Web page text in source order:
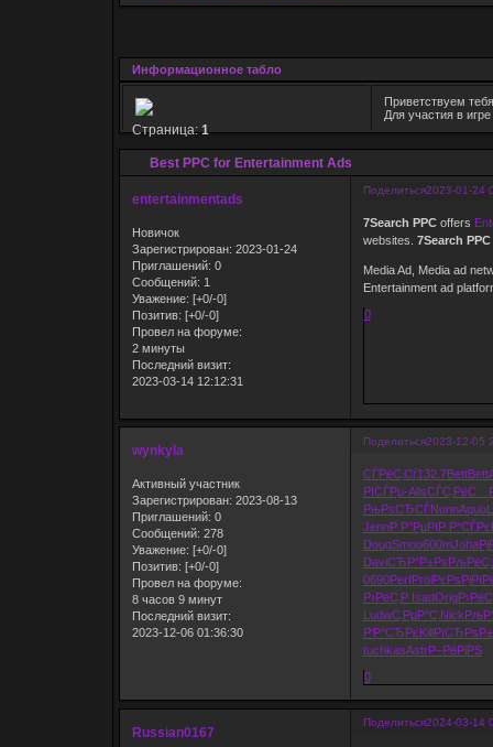
Информационное табло
Приветствуем
Для участия в
Best PPC for Entertainment Ads
Страница:1
Поделиться2023-01-24
entertainmentads
Новичок
Зарегистрирован: 2023-01-24
Приглашений: 0
Сообщений: 1
Уважение: [+0/-0]
Позитив: [+0/-0]
Провел на форуме:
2 минуты
Последний визит:
2023-03-14 12:12:31
7Search PPC offers
websites. 7Search PPC
Media Ad, Media ad
Entertainment ad
0
Поделиться2023-12-05
wynkyla
Активный участник
Зарегистрирован: 2023-08-13
Приглашений: 0
Сообщений: 278
Уважение: [+0/-0]
Позитив: [+0/-0]
Провел на форуме:
8 часов 9 минут
Последний визит:
2023-12-06 01:36:30
СЃРёС‚Сѓ132.7BettBett
РІСЃРµ-AlisСЃС‚РёС…
РњРѕСЂСЃNunnAquo
JennР Р°РµРІР Р°СЃРє
DougSmoo600mJoha
DaviСЂР°Р±Рѕ
0690PerfProlРєРѕРјРї
Р›РёС‚Р IsadOrig
LudwС‚РµР°С‚ Nick
Р‘Р°СЂРєKillРїСЂРѕР±
tuchkasAstrР–РёРіРЅ
0
Поделиться2024-03-14
Russian0167